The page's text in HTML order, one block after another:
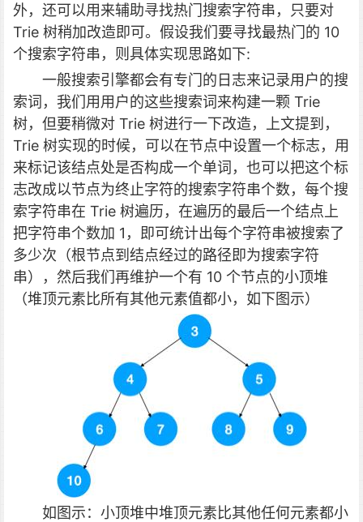
外，还可以用来辅助寻找热门搜索字符串，只要对
Trie 树稍加改造即可。假设我们要寻找最热门的 10
个搜索字符串，则具体实现思路如下:
一般搜索引擎都会有专门的日志来记录用户的搜
索词，我们用用户的这些搜索词来构建一颗 Trie
树，但要稍微对 Trie 树进行一下改造，上文提到，
Trie 树实现的时候，可以在节点中设置一个标志，用
来标记该结点处是否构成一个单词，也可以把这个标
志改成以节点为终止字符的搜索字符串个数，每个搜
索字符串在 Trie 树遍历，在遍历的最后一个结点上
把字符串个数加 1，即可统计出每个字符串被搜索了
多少次（根节点到结点经过的路径即为搜索字符
串），然后我们再维护一个有 10 个节点的小顶堆
（堆顶元素比所有其他元素值都小，如下图示）
如图示：小顶堆中堆顶元素比其他任何元素都小